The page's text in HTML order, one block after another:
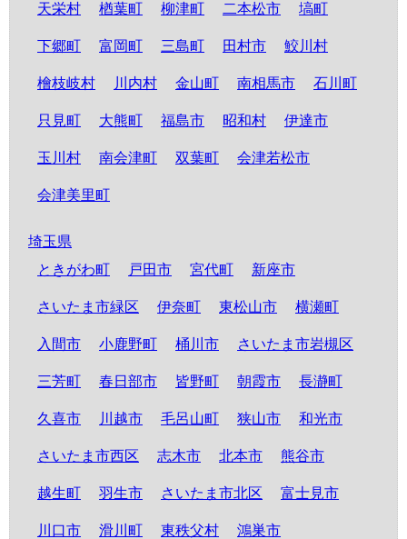
天栄村 楢葉町 柳津町 二本松市 塙町
下郷町 富岡町 三島町 田村市 鮫川村
檜枝岐村 川内村 金山町 南相馬市 石川町
只見町 大熊町 福島市 昭和村 伊達市
玉川村 南会津町 双葉町 会津若松市
会津美里町
埼玉県
ときがわ町
戸田市 宮代町 新座市
さいたま市緑区 伊奈町 東松山市 横瀬町
入間市 小鹿野町 桶川市 さいたま市岩槻区
三芳町 春日部市 皆野町 朝霞市 長瀞町
久喜市 川越市 毛呂山町 狭山市 和光市
さいたま市西区 志木市 北本市 熊谷市
越生町 羽生市 さいたま市北区 富士見市
川口市 滑川町 東秩父村 鴻巣市